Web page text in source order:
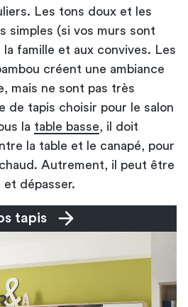
Les tons doux et les
simples (si vos murs sont
famille et aux convives. Les
créent une ambiance
mais ne sont pas très
de tapis choisir pour le salon
la table basse , il doit
la table et le canapé, pour
Autrement, il peut être
et dépasser.
tapis